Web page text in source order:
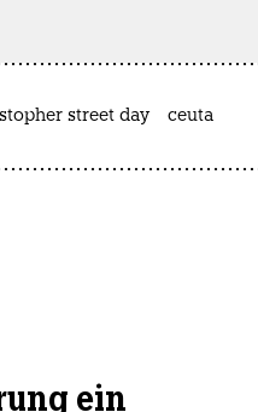
street day ceuta
ein